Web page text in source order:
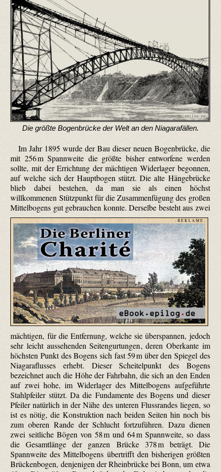
Die größte Bogenbrücke der Welt an den Niagarafällen.
Im Jahr 1895 wurde der Bau dieser neuen Bogenbrücke, die
mit 256 m Spannweite die größte bisher entworfene werden
sollte, mit der Errichtung der mächtigen Widerlager begonnen,
auf welche sich der Hauptbogen stützt. Die alte Hängebrücke
blieb dabei bestehen, da man sie als einen höchst
willkommenen Stützpunkt für die Zusammenfügung des großen
Mittelbogens gut gebrauchen konnte.
- R E K L A M E -
Derselbe besteht aus zwei
mächtigen, für die Entfernung, welche sie überspannen, jedoch
sehr leicht aussehenden Seiten­gurtungen, deren Oberkante im
höchsten Punkt des Bogens sich fast 59 m über den Spiegel des
Niagara­flusses erhebt. Dieser Scheitelpunkt des Bogens
bezeichnet auch die Höhe der Fahrbahn, die sich an den Enden
auf zwei hohe, im Widerlager des Mittelbogens aufgeführte
Stahlpfeiler stützt. Da die Fundamente des Bogens und dieser
Pfeiler natürlich in der Nähe des unteren Flussrandes liegen, so
ist es nötig, die Konstruktion nach beiden Seiten hin noch bis
zum oberen Rande der Schlucht fortzuführen. Dazu dienen
zwei seitliche Bögen von 58 m und 64 m Spannweite, so dass
die Gesamtlänge der ganzen Brücke 378 m beträgt. Die
Spannweite des Mittelbogens übertrifft den bisherigen größten
Brückenbogen, denjenigen der Rheinbrücke bei Bonn, um etwa